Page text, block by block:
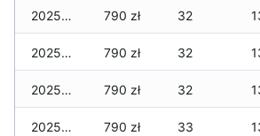
2025-11-29 790 zł 32
2025-11-28 790 zł 32
2025-11-27 790 zł 32
2025-11-26 790 zł 33